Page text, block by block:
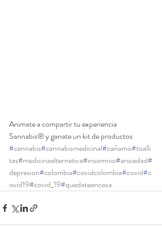
Animate a compartir tu experiencia
Sannabis® y ganate un kit de productos
#cannabis#cannabismedicinal#cañamo#toalli
tas#medicinaalternativa#insomnio#ansiedad#
depresion#colombia#covidcolombia#covid#c
ovid19#covid_19#quedateencasa